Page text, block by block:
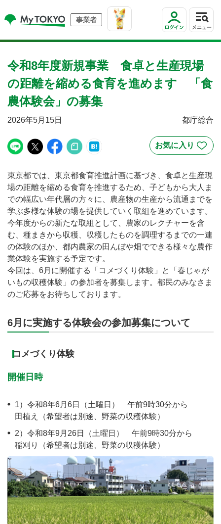
事業者
令和8年度新規事業 食卓と生産現場
の距離を縮める食育を進めます 「食
農体験会」の募集
2026年5月15日 都庁総合
東京都では、東京都食育推進計画に基づき、食卓と生産現
場の距離を縮める食育を推進するため、子どもから大人ま
での幅広い年代層の方々に、農産物の生産から流通までを
学ぶ多様な体験の場を提供していく取組を進めています。
今年度からの新たな取組として、農家のレクチャーを含
む、種まきから収穫、収穫したものを調理するまでの一連
の体験のほか、都内農家の田んぼや畑でできる様々な農作
業体験を実施する予定です。
今回は、6月に開催する「コメづくり体験」と「春じゃが
いもの収穫体験」の参加者を募集します。都民のみなさま
のご応募をお待ちしております。
6月に実施する体験会の参加募集について
コメづくり体験
開催日時
1）令和8年6月6日（土曜日） 午前9時30分から
田植え（希望者は別途、野菜の収穫体験）
2）令和8年9月26日（土曜日） 午前9時30分から
稲刈り（希望者は別途、野菜の収穫体験）